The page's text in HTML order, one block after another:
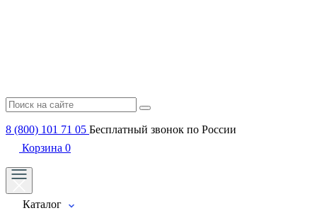
8 (800) 101 71 05 Бесплатный звонок по России
Корзина 0
Каталог